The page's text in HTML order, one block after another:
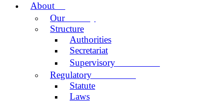
About
Ouractivity
Structure
Authorities
Secretariat
Supervisory
Regulatory
Statute
Laws